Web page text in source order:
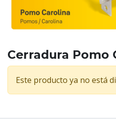
Cerradura Pomo
Este producto ya no está